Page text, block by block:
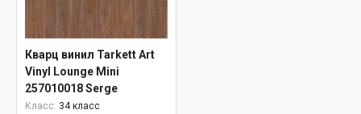
Кварц винил Tarkett Art
Vinyl Lounge Mini
257010018 Serge
Класс: 34 класс